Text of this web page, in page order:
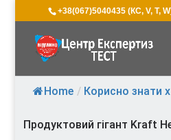
+38(067)5040435 (КС, V, T,
Home / Корисно знати
Продуктовий гігант Kraft